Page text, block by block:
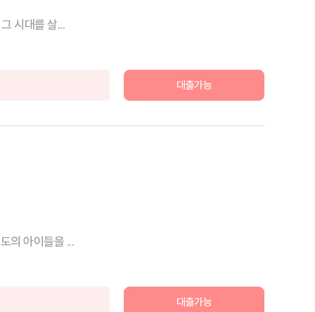
시대를 살...
대출가능
의 아이들을 ...
대출가능